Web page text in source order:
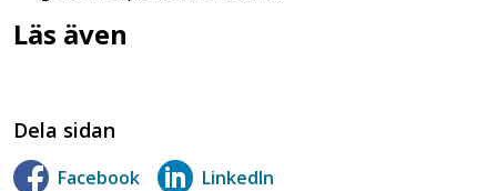
Läs även
Dela sidan
Facebook LinkedIn